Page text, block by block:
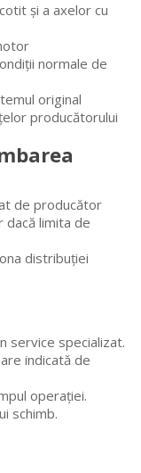
și a axelor cu
normale de
original
producătorului
de producător
dacă limita de
distribuției
service specializat.
indicată de
operației.
schimb.